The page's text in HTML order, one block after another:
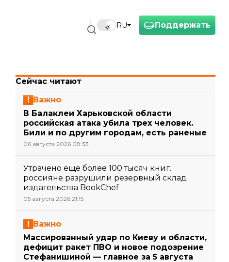
Поддержать
RU
Сейчас читают
Важно
В Балаклеи Харьковской области
российская атака убила трех человек.
Били и по другим городам, есть раненые
06 августа 2026 08:33
Утрачено еще более 100 тысяч книг.
россияне разрушили резервный склад
издательства BookChef
05 августа 2026 21:15
Важно
Массированный удар по Киеву и области,
дефицит ракет ПВО и новое подозрение
Стефанишиной — главное за 5 августа